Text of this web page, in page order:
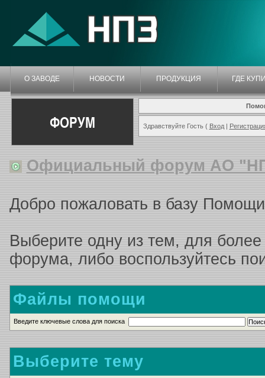
О ЗАВОДЕ НОВОСТИ ПРОДУКЦИЯ ГДЕ
ФОРУМ Здравствуйте Гость ( Вход|
Официальный форум АО
Добро пожаловать в базу
Выберите одну из тем, для
форума, либо воспользуйтесь
Файлы помощи
Введите ключевые слова для поиска
Выберите тему